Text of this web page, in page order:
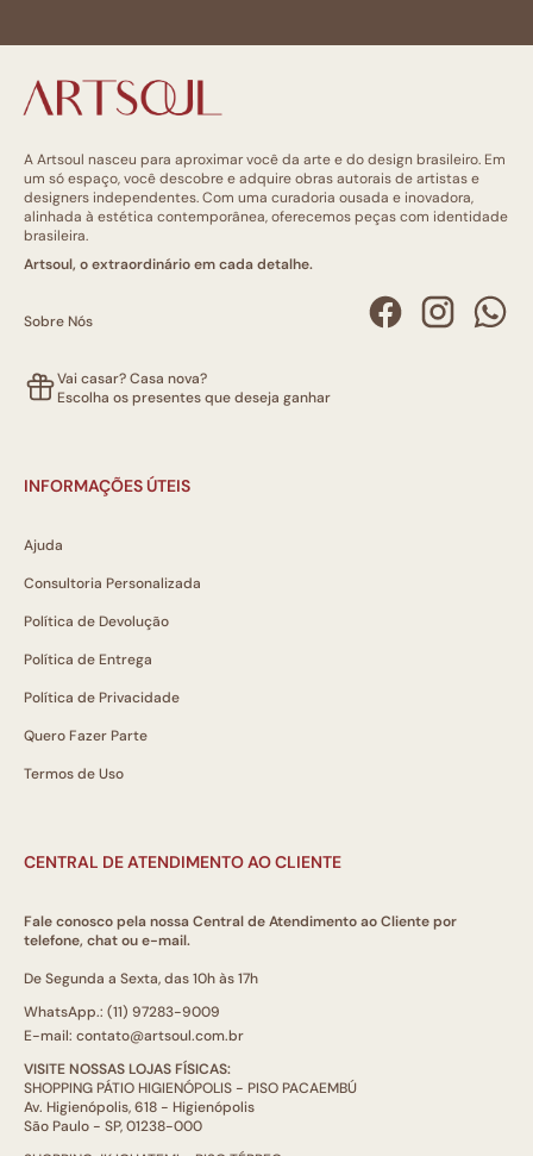
A Artsoul nasceu para aproximar você da arte e do design brasileiro. Em
um só espaço, você descobre e adquire obras autorais de artistas e
designers independentes. Com uma curadoria ousada e inovadora,
alinhada à estética contemporânea, oferecemos peças com identidade
brasileira.
Artsoul, o extraordinário em cada detalhe.
Sobre Nós
Vai casar? Casa nova?
Escolha os presentes que deseja ganhar
INFORMAÇÕES ÚTEIS
Ajuda
Consultoria Personalizada
Política de Devolução
Política de Entrega
Política de Privacidade
Quero Fazer Parte
Termos de Uso
CENTRAL DE ATENDIMENTO AO CLIENTE
Fale conosco pela nossa Central de Atendimento ao Cliente por
telefone, chat ou e-mail.
De Segunda a Sexta, das 10h às 17h
WhatsApp.: (11) 97283-9009
E-mail: contato@artsoul.com.br
VISITE NOSSAS LOJAS FÍSICAS:
SHOPPING PÁTIO HIGIENÓPOLIS - PISO PACAEMBÚ
Av. Higienópolis, 618 - Higienópolis
São Paulo - SP, 01238-000